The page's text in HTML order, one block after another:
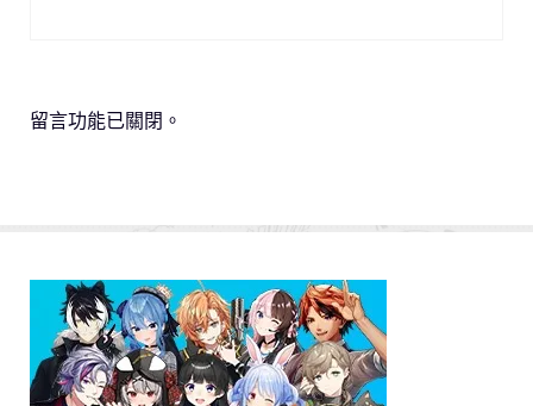
留言功能已關閉。